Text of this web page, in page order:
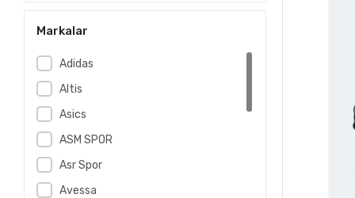
Markalar
Adidas
Altis
Asics
ASM SPOR
Asr Spor
Avessa